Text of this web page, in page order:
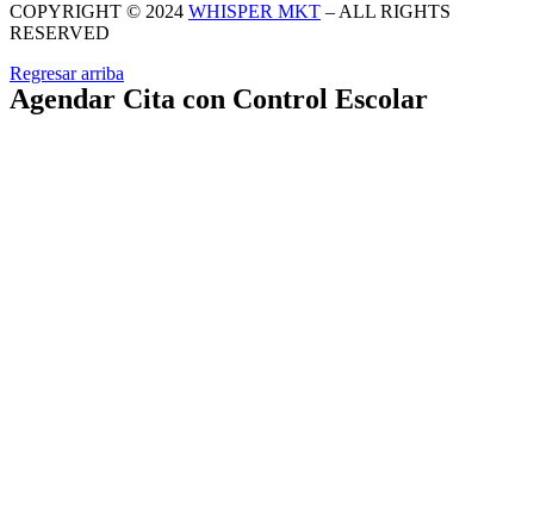
COPYRIGHT © 2024 WHISPER MKT – ALL RIGHTS
RESERVED
Regresar arriba
Agendar Cita con Control Escolar